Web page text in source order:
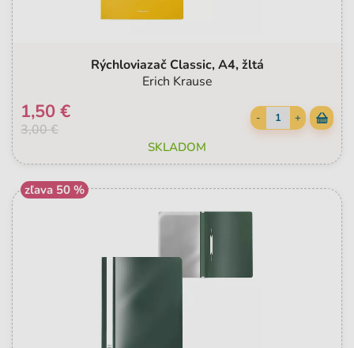
Rýchloviazač Classic, A4, žltá
Erich Krause
3,00 €
1,50 € - +
SKLADOM
zľava 50 %